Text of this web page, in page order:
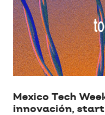
Mexico Tech
innovación,